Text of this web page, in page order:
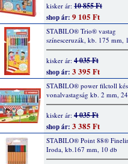
kisker ár: 10 855 Ft
shop ár: 9 105 Ft
STABILO® Trio® vastag
színesceruzák, kb. 175 mm,
kisker ár: 4 035 Ft
shop ár: 3 395 Ft
STABILO® power filctoll
vonalvastagság kb. 2 mm,
kisker ár: 4 035 Ft
shop ár: 3 385 Ft
STABILO® Point 88®
Iroda, kb.167 mm, 10 db